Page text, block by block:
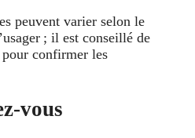
peuvent varier selon le
; il est conseillé de
pour confirmer les
vous